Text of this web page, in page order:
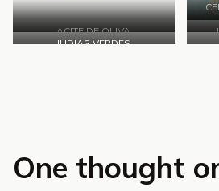
ACITE DE OLIVA
JUDIAS VERDES
One thought